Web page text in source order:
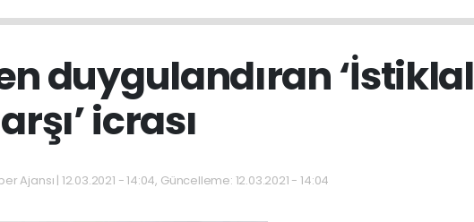
duygulandıran ‘İstiklal
icrası
Ajansı | 12.03.2021 - 14:04, Güncelleme: 12.03.2021 - 14:04